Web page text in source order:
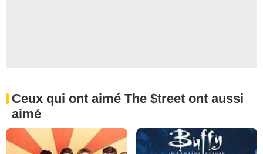
Ceux qui ont aimé The $treet ont aussi
aimé